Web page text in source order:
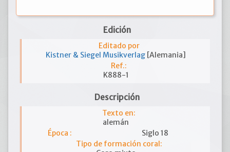
Edición
Editado por
Kistner & Siegel Musikverlag [Alemania]
Ref.:
K888-1
Descripción
Texto en:
alemán
Época :
Siglo 18
Tipo de formación coral: